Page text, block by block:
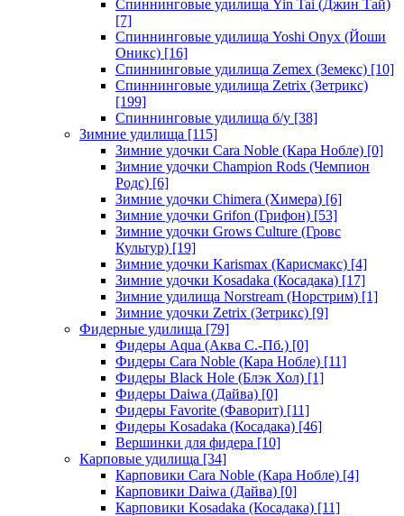
Спиннинговые удилища Yin Tai (Джин Тай)
[7]
Спиннинговые удилища Yoshi Onyx (Йоши
Оникс) [16]
Спиннинговые удилища Zemex (Земекс) [10]
Спиннинговые удилища Zetrix (Зетрикс)
[199]
Спиннинговые удилища б/у [38]
Зимние удилища [115]
Зимние удочки Cara Noble (Кара Нобле) [0]
Зимние удочки Champion Rods (Чемпион
Родс) [6]
Зимние удочки Chimera (Химера) [6]
Зимние удочки Grifon (Грифон) [53]
Зимние удочки Grows Culture (Гровс
Культур) [19]
Зимние удочки Karismax (Карисмакс) [4]
Зимние удочки Kosadaka (Косадака) [17]
Зимние удилища Norstream (Норстрим) [1]
Зимние удочки Zetrix (Зетрикс) [9]
Фидерные удилища [79]
Фидеры Aqua (Аква С.-Пб.) [0]
Фидеры Cara Noble (Кара Нобле) [11]
Фидеры Black Hole (Блэк Хол) [1]
Фидеры Daiwa (Дайва) [0]
Фидеры Favorite (Фаворит) [11]
Фидеры Kosadaka (Косадака) [46]
Вершинки для фидера [10]
Карповые удилища [34]
Карповики Cara Noble (Кара Нобле) [4]
Карповики Daiwa (Дайва) [0]
Карповики Kosadaka (Косадака) [11]